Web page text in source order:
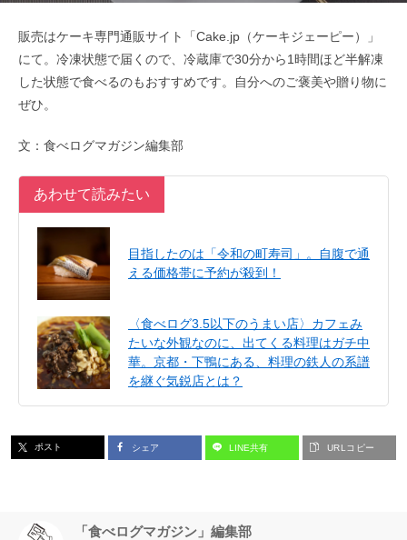
販売はケーキ専門通販サイト「Cake.jp（ケーキジェーピー）」
にて。冷凍状態で届くので、冷蔵庫で30分から1時間ほど半解凍
した状態で食べるのもおすすめです。自分へのご褒美や贈り物に
ぜひ。
文：食べログマガジン編集部
あわせて読みたい
目指したのは「令和の町寿司」。自腹で通
える価格帯に予約が殺到！
〈食べログ3.5以下のうまい店〉カフェみ
たいな外観なのに、出てくる料理はガチ中
華。京都・下鴨にある、料理の鉄人の系譜
を継ぐ気鋭店とは？
ポスト シェア LINE共有 URLコピー
「食べログマガジン」編集部